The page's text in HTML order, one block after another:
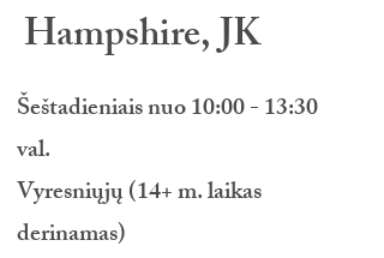
Hampshire, JK
Šeštadieniais nuo 10:00 - 13:30
val.
Vyresniųjų (14+ m. laikas
derinamas)